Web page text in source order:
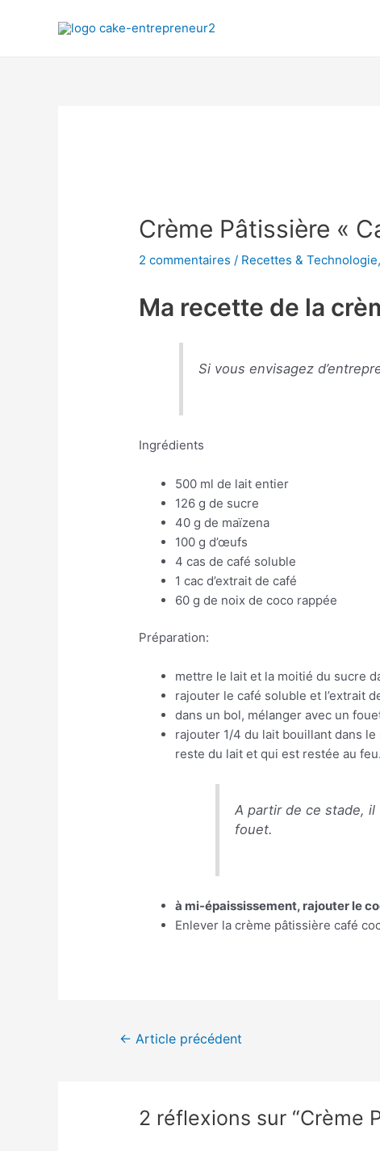
Crème Pâtissière «
2 commentaires / Recettes & Technologie,
Ma recette de la
Si vous envisagez
Ingrédients
500 ml de lait entier
126 g de sucre
40 g de maïzena
100 g d’œufs
4 cas de café soluble
1 cac d’extrait de café
60 g de noix de coco rappée
Préparation:
mettre le lait et la moitié du sucre
rajouter le café soluble et l’extrait
dans un bol, mélanger avec un
rajouter 1/4 du lait bouillant dans
reste du lait et qui est restée au feu.
A partir de ce stade, il
fouet.
à mi-épaississement, rajouter le
Enlever la crème pâtissière café
← Article précédent
2 réflexions sur “Crème